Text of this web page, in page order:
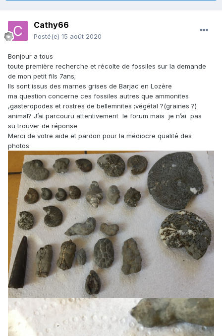
Cathy66
Posté(e) 15 août 2020
Bonjour a tous
toute première recherche et récolte de fossiles sur la demande
de mon petit fils 7ans;
Ils sont issus des marnes grises de Barjac en Lozère
ma question concerne ces fossiles autres que ammonites
,gasteropodes et rostres de bellemnites ;végétal ?(graines ?)
animal? J’ai parcouru attentivement le forum mais je n’ai pas
su trouver de réponse
Merci de votre aide et pardon pour la médiocre qualité des
photos